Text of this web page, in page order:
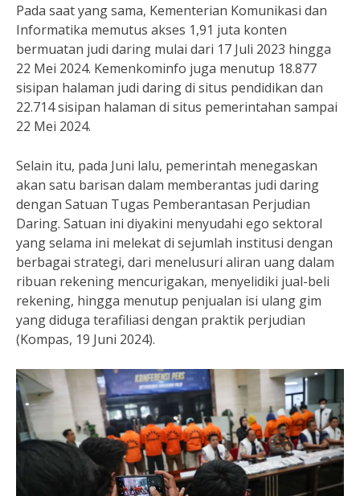
Pada saat yang sama, Kementerian Komunikasi dan
Informatika memutus akses 1,91 juta konten
bermuatan judi daring mulai dari 17 Juli 2023 hingga
22 Mei 2024. Kemenkominfo juga menutup 18.877
sisipan halaman judi daring di situs pendidikan dan
22.714 sisipan halaman di situs pemerintahan sampai
22 Mei 2024.
Selain itu, pada Juni lalu, pemerintah menegaskan
akan satu barisan dalam memberantas judi daring
dengan Satuan Tugas Pemberantasan Perjudian
Daring. Satuan ini diyakini menyudahi ego sektoral
yang selama ini melekat di sejumlah institusi dengan
berbagai strategi, dari menelusuri aliran uang dalam
ribuan rekening mencurigakan, menyelidiki jual-beli
rekening, hingga menutup penjualan isi ulang gim
yang diduga terafiliasi dengan praktik perjudian
(Kompas, 19 Juni 2024).